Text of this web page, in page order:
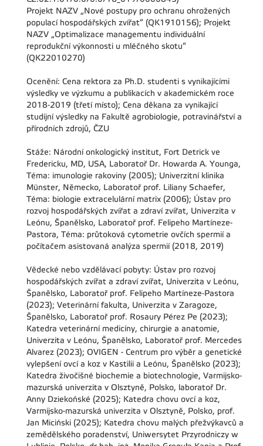
Projekt NAZV „Nové postupy pro ochranu ohrožených
populací hospodářských zvířat“ (QK1910156); Projekt
NAZV „Optimalizace managementu individuální
reprodukční výkonnosti u mléčného skotu“
(QK22010270)
Ocenění: Cena rektora za Ph.D. studenti s vynikajícími
výsledky ve výzkumu a publikacích v akademickém roce
2018-2019 (třetí místo); Cena děkana za vynikající
studijní výsledky na Fakultě agrobiologie, potravinářství a
přírodních zdrojů, ČZU
Stáže: Národní onkologický institut, Fort Detrick ve
Fredericku, MD, USA, Laboratoř Dr. Howarda A. Younga,
Téma: imunologie rakoviny (2005); Univerzitní klinika
Münster, Německo, Laboratoř prof. Liliany Schaefer,
Téma: biologie extracelulární matrix (2006); Ústav pro
rozvoj hospodářských zvířat a zdraví zvířat, Univerzita v
Leónu, Španělsko, Laboratoř prof. Felipeho Martíneze-
Pastora, Téma: průtoková cytometrie ovčích spermií a
počítačem asistovaná analýza spermií (2018, 2019)
Vědecké nebo vzdělávací pobyty: Ústav pro rozvoj
hospodářských zvířat a zdraví zvířat, Univerzita v Leónu,
Španělsko, Laboratoř prof. Felipeho Martíneze-Pastora
(2023); Veterinární fakulta, Univerzita v Zaragoze,
Španělsko, Laboratoř prof. Rosaury Pérez Pe (2023);
Katedra veterinární medicíny, chirurgie a anatomie,
Univerzita v Leónu, Španělsko, Laboratoř prof. Mercedes
Alvarez (2023); OVIGEN - Centrum pro výběr a genetické
vylepšení ovcí a koz v Kastilii a Leónu, Španělsko (2023);
Katedra živočišné biochemie a biotechnologie, Varmijsko-
mazurská univerzita v Olsztyně, Polsko, laboratoř Dr.
Anny Dziekońské (2025); Katedra chovu ovcí a koz,
Varmijsko-mazurská univerzita v Olsztyně, Polsko, prof.
Jan Miciński (2025); Katedra chovu malých přežvýkavců a
zemědělského poradenství, Uniwersytet Przyrodniczy w